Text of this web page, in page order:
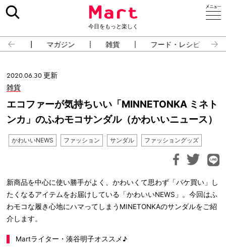
今日をもっと楽しく
占い マガジン 雑貨 フード・レシピ
2020.06.30 更新
雑貨
エコファーが気持ちいい「MINNETONKA ミネト
ンカ」のふわモコサンダル（かわいいニュース）
かわいいNEWS ファッション サンダル ファッショングッズ
新商品を中心に使い勝手がよく、かわいくて思わず「パケ買い」し
たくなるアイテムをお届けしている「かわいいNEWS」。今回はふ
わモコな履き心地にハマってしまうMINETONKAのサンダルをご紹
介します。
Martライター・湊谷明子オススメ♪